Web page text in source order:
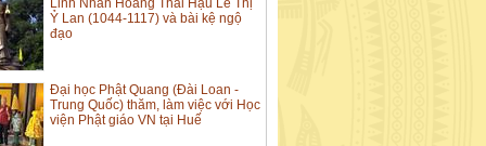
Linh Nhân Hoàng Thái Hậu Lê Thị
Ỷ Lan (1044-1117) và bài kệ ngộ
đạo
Đại học Phật Quang (Đài Loan -
Trung Quốc) thăm, làm việc với Học
viện Phật giáo VN tại Huế